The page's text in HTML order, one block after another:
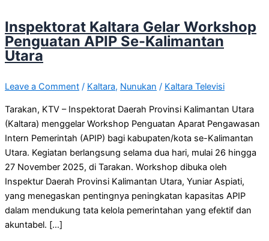
Inspektorat Kaltara Gelar Workshop
Penguatan APIP Se-Kalimantan
Utara
Leave a Comment / Kaltara, Nunukan / Kaltara Televisi
Tarakan, KTV – Inspektorat Daerah Provinsi Kalimantan Utara
(Kaltara) menggelar Workshop Penguatan Aparat Pengawasan
Intern Pemerintah (APIP) bagi kabupaten/kota se-Kalimantan
Utara. Kegiatan berlangsung selama dua hari, mulai 26 hingga
27 November 2025, di Tarakan. Workshop dibuka oleh
Inspektur Daerah Provinsi Kalimantan Utara, Yuniar Aspiati,
yang menegaskan pentingnya peningkatan kapasitas APIP
dalam mendukung tata kelola pemerintahan yang efektif dan
akuntabel. […]